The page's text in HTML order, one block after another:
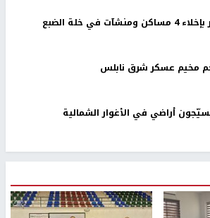
الاحتلال يخطر بإخلاء 4 مساكن ومنشآت في خلة الضبع
مخيم عسكر شرق نابلس
أراضي في الأغوار الشمالية